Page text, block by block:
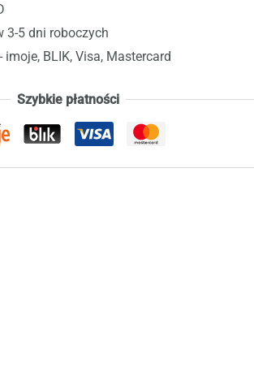
3-5 dni roboczych
imoje, BLIK, Visa, Mastercard
Szybkie płatności